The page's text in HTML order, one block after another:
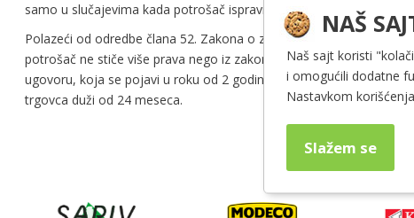
samo u slučajevima kada potrošač ispravno rukuje i pridržava se
Polazeći od odredbe člana 52. Zakona o zaštiti potrošača,
potrošač ne stiče više prava nego iz zakonske odgovornosti
ugovoru, koja se pojavi u roku od 2 godine od dana prelaska
trgovca duži od 24 meseca.
NAŠ
Naš sajt koristi
i omogućili dodatne
Nastavkom
Slažem se